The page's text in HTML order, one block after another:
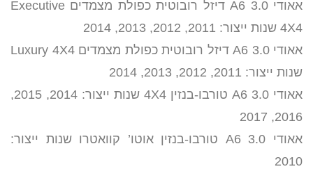
אאודי A6 3.0 דיזל רובוטית כפולת מצמדים Executive
4X4 שנות ייצור: 2011, 2012, 2013, 2014
אאודי A6 3.0 דיזל רובוטית כפולת מצמדים Luxury 4X4
שנות ייצור: 2011, 2012, 2013, 2014
אאודי A6 3.0 טורבו-בנזין 4X4 שנות ייצור: 2014, 2015,
2016, 2017
אאודי A6 3.0 טורבו-בנזין אוטו’ קוואטרו שנות ייצור:
2010